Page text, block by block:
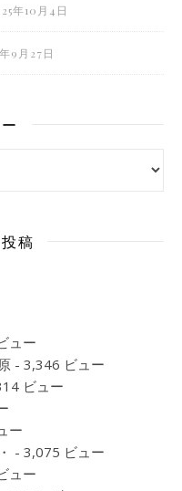
年10月4日
9月27日
稿
ュー
- 3,346 ビュー
ビュー
ー
- 3,075 ビュー
ュー